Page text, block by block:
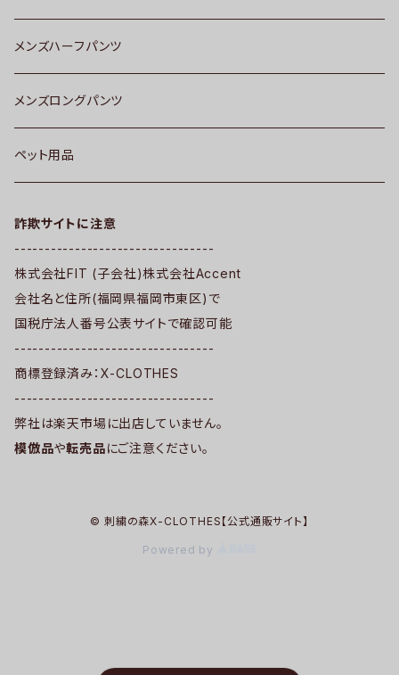
メンズハーフパンツ
メンズロングパンツ
ペット用品
詐欺サイトに注意
---------------------------------
株式会社FIT (子会社)株式会社Accent
会社名と住所(福岡県福岡市東区)で
国税庁法人番号公表サイトで確認可能
---------------------------------
商標登録済み：X-CLOTHES
---------------------------------
弊社は楽天市場に出店していません。
模倣品や転売品にご注意ください。
© 刺繍の森X-CLOTHES【公式通販サイト】
Powered by